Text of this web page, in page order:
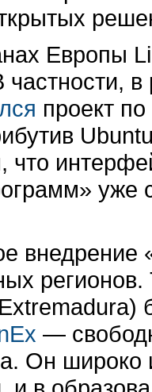
Европы
частности,
проект
что
уже
—
Он широко